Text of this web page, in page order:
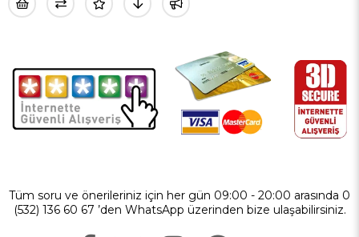
Tüm soru ve önerileriniz için her gün 09:00 - 20:00 arasında 0
(532) 136 60 67 ’den WhatsApp üzerinden bize ulaşabilirsiniz.